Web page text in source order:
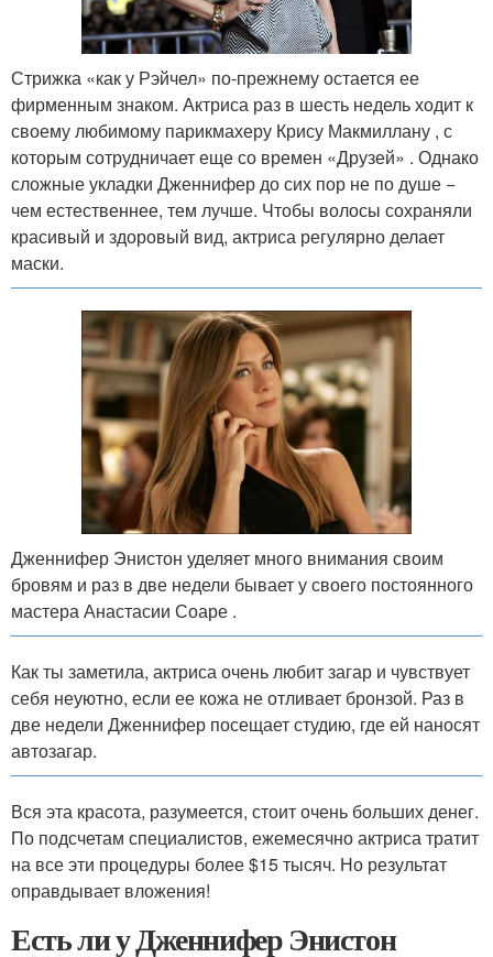
Стрижка «как у Рэйчел» по-прежнему остается ее
фирменным знаком. Актриса раз в шесть недель ходит к
своему любимому парикмахеру Крису Макмиллану , с
которым сотрудничает еще со времен «Друзей» . Однако
сложные укладки Дженнифер до сих пор не по душе −
чем естественнее, тем лучше. Чтобы волосы сохраняли
красивый и здоровый вид, актриса регулярно делает
маски.
Дженнифер Энистон уделяет много внимания своим
бровям и раз в две недели бывает у своего постоянного
мастера Анастасии Соаре .
Как ты заметила, актриса очень любит загар и чувствует
себя неуютно, если ее кожа не отливает бронзой. Раз в
две недели Дженнифер посещает студию, где ей наносят
автозагар.
Вся эта красота, разумеется, стоит очень больших денег.
По подсчетам специалистов, ежемесячно актриса тратит
на все эти процедуры более $15 тысяч. Но результат
оправдывает вложения!
Есть ли у Дженнифер Энистон